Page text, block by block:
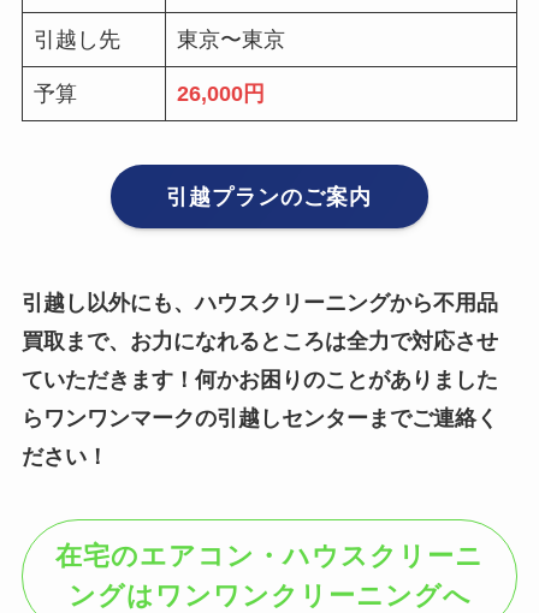
引越し先 東京〜東京
予算 26,000円
引越プランのご案内
引越し以外にも、ハウスクリーニングから不用品
買取まで、お力になれるところは全力で対応させ
ていただきます！何かお困りのことがありました
らワンワンマークの引越しセンターまでご連絡く
ださい！
在宅のエアコン・ハウスクリーニ
ングはワンワンクリーニングへ